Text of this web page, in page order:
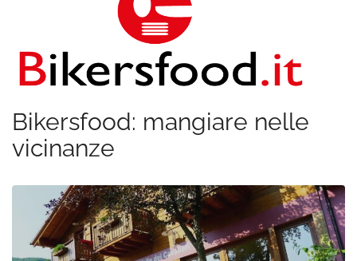
Bikersfood: mangiare nelle
vicinanze